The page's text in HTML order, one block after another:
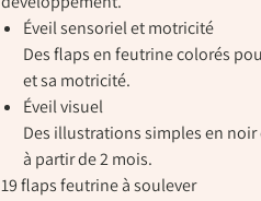
Éveil sensoriel et motricité
Des flaps en feutrine colorés
et sa motricité.
Éveil visuel
Des illustrations simples en
à partir de 2 mois.
19 flaps feutrine à soulever